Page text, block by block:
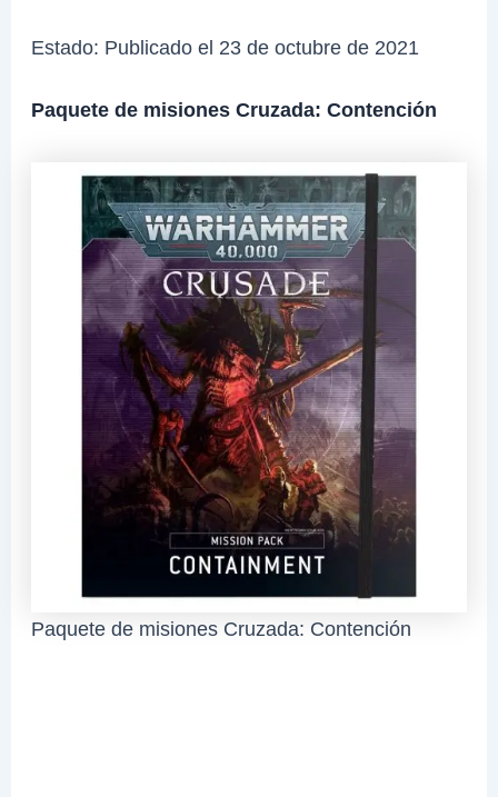
Estado: Publicado el 23 de octubre de 2021
Paquete de misiones Cruzada: Contención
Paquete de misiones Cruzada: Contención